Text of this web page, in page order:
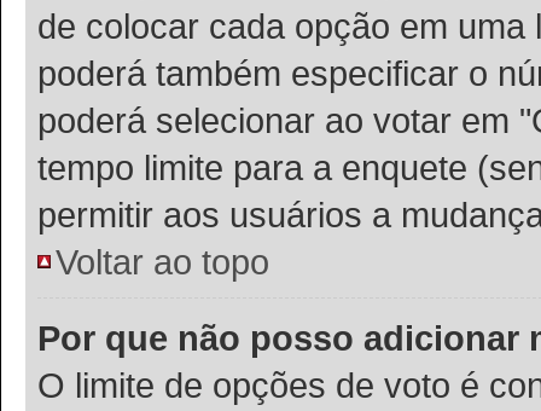
de colocar cada opção em
poderá também especificar o
poderá selecionar ao votar em
tempo limite para a enquete
permitir aos usuários a
Voltar ao topo
Por que não posso adicionar
O limite de opções de voto é